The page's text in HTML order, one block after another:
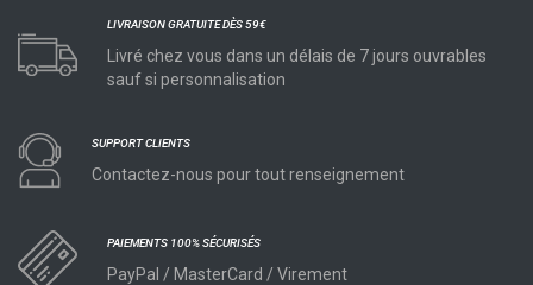
LIVRAISON GRATUITE DÈS 59€
Livré chez vous dans un délais de 7 jours ouvrables
sauf si personnalisation
SUPPORT CLIENTS
Contactez-nous pour tout renseignement
PAIEMENTS 100% SÉCURISÉS
PayPal / MasterCard / Virement